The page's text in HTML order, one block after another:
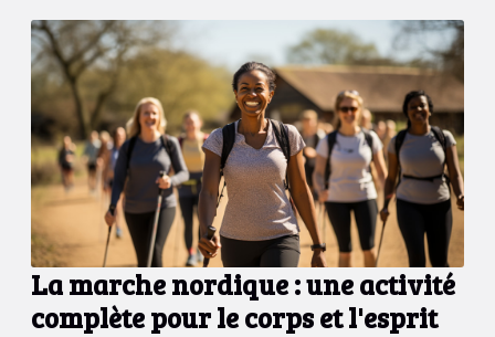
La marche nordique : une activité
complète pour le corps et l'esprit